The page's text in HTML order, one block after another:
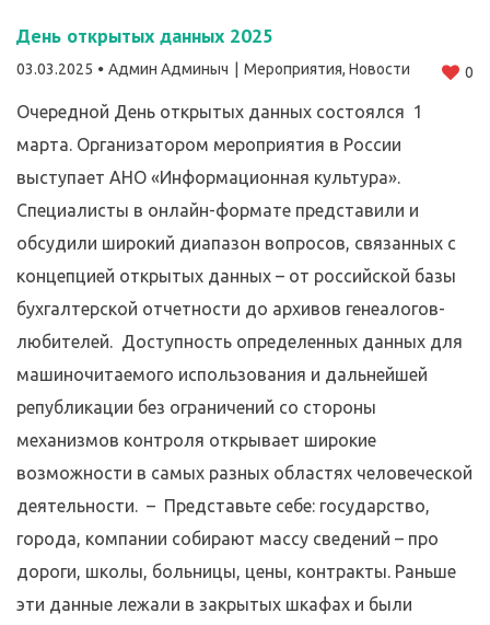
День открытых данных 2025
03.03.2025 Админ Админыч Мероприятия, Новости 0
Очередной День открытых данных состоялся 1
марта. Организатором мероприятия в России
выступает АНО «Информационная культура».
Специалисты в онлайн-формате представили и
обсудили широкий диапазон вопросов, связанных с
концепцией открытых данных – от российской базы
бухгалтерской отчетности до архивов генеалогов-
любителей. Доступность определенных данных для
машиночитаемого использования и дальнейшей
републикации без ограничений со стороны
механизмов контроля открывает широкие
возможности в самых разных областях человеческой
деятельности. – Представьте себе: государство,
города, компании собирают массу сведений – про
дороги, школы, больницы, цены, контракты. Раньше
эти данные лежали в закрытых шкафах и были